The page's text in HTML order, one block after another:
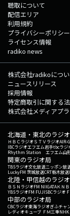
聴取について
配信エリア
利用規約
プライバシーポリシー
ライセンス情報
radiko news
株式会社radikoにつ
ニュースリリース
採用情報
特定商取引に関する
株式会社メディアプ
北海道・東北のラジ
ＨＢＣラジオＳＴＶラジオAIR-
IBCラジオエフエム岩手tbcラジ
Rhythm Station エフエム山
関東のラジオ局
TBSラジオ文化放送ニッポン放
LuckyFM 茨城放送CRT栃木放送
北陸・甲信越のラジ
ＢＳＮラジオFM NIIGATAＫＮ
YBSラジオFM FUJISBCラジオ
中部のラジオ局
CBCラジオ東海ラジオぎふチャ
レディオキューブ ＦＭ三重NHK